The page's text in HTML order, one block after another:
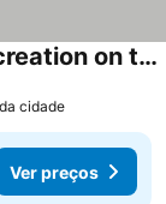
Vacation apartment Ahrens- recreation on the dike
cidade
Ver preços